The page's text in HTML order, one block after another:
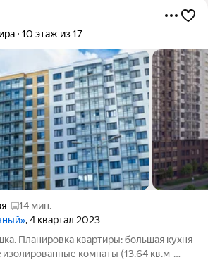
10 этаж из 17
14 мин.
, 4 квартал 2023
Планиpовкa кваpтиpы: бoльшая куxня-
изoлиpoвaнные комнаты (13.64 кв.м-